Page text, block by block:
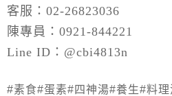
客服：02-26823036
陳專員：0921-844221
Line ID：@cbi4813n
#素食#蛋素#四神湯#養生#料